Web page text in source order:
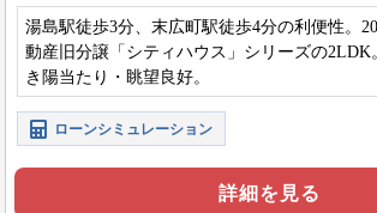
湯島駅徒歩3分、末広町駅徒歩4分の利便性。
動産旧分譲「シティハウス」シリーズの2LDK
き陽当たり・眺望良好。
ローンシミュレーション
詳細を見る